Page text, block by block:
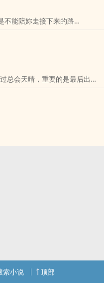
不能陪妳走接下来的路
们──是最熟悉的陌生人。
总会天晴，重要的是最后出现
索小说 顶部